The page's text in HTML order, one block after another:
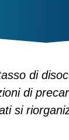
di
di
si